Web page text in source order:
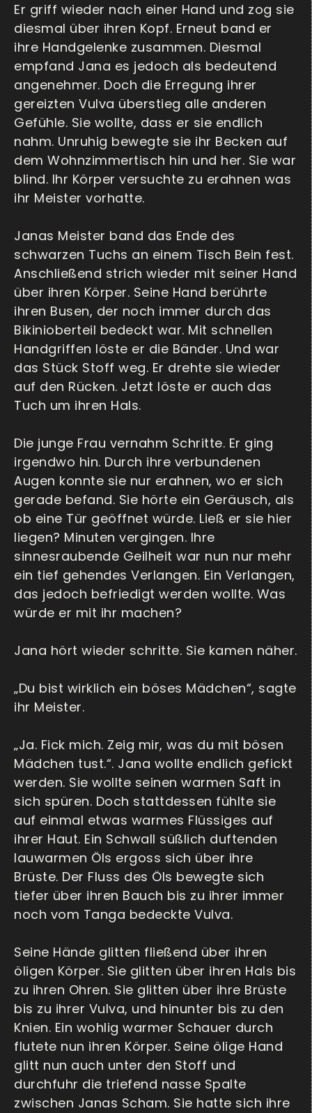
Er griff wieder nach einer Hand und zog sie
diesmal über ihren Kopf. Erneut band er
ihre Handgelenke zusammen. Diesmal
empfand Jana es jedoch als bedeutend
angenehmer. Doch die Erregung ihrer
gereizten Vulva überstieg alle anderen
Gefühle. Sie wollte, dass er sie endlich
nahm. Unruhig bewegte sie ihr Becken auf
dem Wohnzimmertisch hin und her. Sie war
blind. Ihr Körper versuchte zu erahnen was
ihr Meister vorhatte.
Janas Meister band das Ende des
schwarzen Tuchs an einem Tisch Bein fest.
Anschließend strich wieder mit seiner Hand
über ihren Körper. Seine Hand berührte
ihren Busen, der noch immer durch das
Bikinioberteil bedeckt war. Mit schnellen
Handgriffen löste er die Bänder. Und war
das Stück Stoff weg. Er drehte sie wieder
auf den Rücken. Jetzt löste er auch das
Tuch um ihren Hals.
Die junge Frau vernahm Schritte. Er ging
irgendwo hin. Durch ihre verbundenen
Augen konnte sie nur erahnen, wo er sich
gerade befand. Sie hörte ein Geräusch, als
ob eine Tür geöffnet würde. Ließ er sie hier
liegen? Minuten vergingen. Ihre
sinnesraubende Geilheit war nun nur mehr
ein tief gehendes Verlangen. Ein Verlangen,
das jedoch befriedigt werden wollte. Was
würde er mit ihr machen?
Jana hört wieder schritte. Sie kamen näher.
„Du bist wirklich ein böses Mädchen“, sagte
ihr Meister.
„Ja. Fick mich. Zeig mir, was du mit bösen
Mädchen tust.“. Jana wollte endlich gefickt
werden. Sie wollte seinen warmen Saft in
sich spüren. Doch stattdessen fühlte sie
auf einmal etwas warmes Flüssiges auf
ihrer Haut. Ein Schwall süßlich duftenden
lauwarmen Öls ergoss sich über ihre
Brüste. Der Fluss des Öls bewegte sich
tiefer über ihren Bauch bis zu ihrer immer
noch vom Tanga bedeckte Vulva.
Seine Hände glitten fließend über ihren
öligen Körper. Sie glitten über ihren Hals bis
zu ihren Ohren. Sie glitten über ihre Brüste
bis zu ihrer Vulva, und hinunter bis zu den
Knien. Ein wohlig warmer Schauer durch
flutete nun ihren Körper. Seine ölige Hand
glitt nun auch unter den Stoff und
durchfuhr die triefend nasse Spalte
zwischen Janas Scham. Sie hatte sich ihre